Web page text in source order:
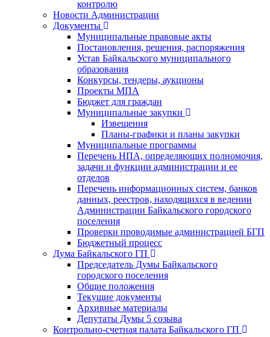
контролю
Новости Администрации
Документы
Муниципальные правовые акты
Постановления, решения, распоряжения
Устав Байкальского муниципального
образования
Конкурсы, тендеры, аукционы
Проекты МПА
Бюджет для граждан
Муниципальные закупки
Извещения
Планы-графики и планы закупки
Муниципальные программы
Перечень НПА, определяющих полномочия,
задачи и функции администрации и ее
отделов
Перечень информационных систем, банков
данных, реестров, находящихся в ведении
Администрации Байкальского городского
поселения
Проверки проводимые администрацией БГП
Бюджетный процесс
Дума Байкальского ГП
Председатель Думы Байкальского
городского поселения
Общие положения
Текущие документы
Архивные материалы
Депутаты Думы 5 созыва
Контрольно-счетная палата Байкальского ГП